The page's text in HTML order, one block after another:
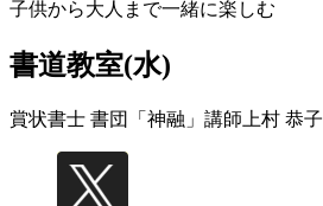
子供から大人まで一緒に楽しむ
書道教室(水)
賞状書士 書団「神融」講師 上村 恭子